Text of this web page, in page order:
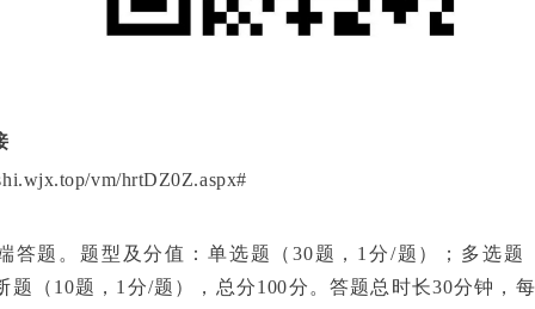
vm/hrtDZ0Z.aspx#
答题 。题型及分值：单选题（30题，1分/题）；多选题
题（10题，1分/题），总分100分。答题总时长30分钟，